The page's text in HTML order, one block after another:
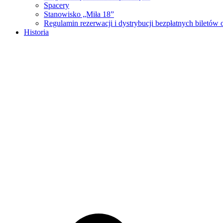
Spacery
Stanowisko „Miła 18”
Regulamin rezerwacji i dystrybucji bezpłatnych
Historia